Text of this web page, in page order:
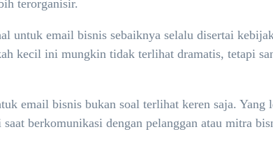
terorganisir.
untuk email bisnis sebaiknya selalu disertai
kecil ini mungkin tidak terlihat dramatis, tetapi
email bisnis bukan soal terlihat keren saja.
berkomunikasi dengan pelanggan atau mitra